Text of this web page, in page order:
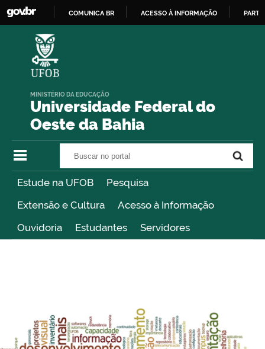
COMUNICA BR ACESSO À INFORMAÇÃO
Universidade Federal do
Oeste da Bahia
MINISTÉRIO DA EDUCAÇÃO
Estude na UFOB
Pesquisa
Extensão e Cultura
Acesso à Informação
Ouvidoria
Estudantes Servidores